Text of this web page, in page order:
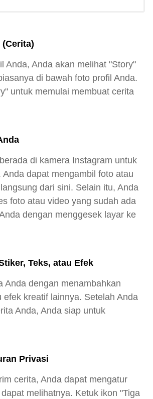
Anda, Anda akan melihat "Story"
di bawah foto profil Anda.
untuk memulai membuat cerita
di kamera Instagram untuk
Anda dapat mengambil foto atau
dari sini. Selain itu, Anda
foto atau video yang sudah ada
dengan menggesek layar ke
Teks, atau Efek
Anda dengan menambahkan
efek kreatif lainnya. Setelah Anda
Anda, Anda siap untuk
Privasi
cerita, Anda dapat mengatur
melihatnya. Ketuk ikon "Tiga